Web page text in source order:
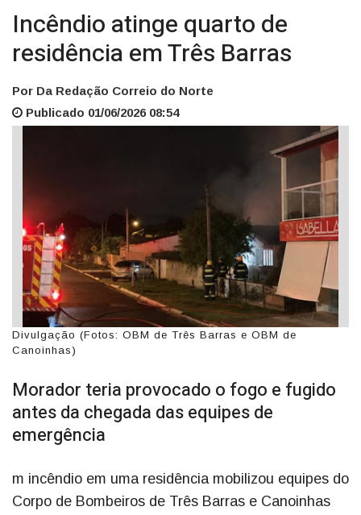
Incêndio atinge quarto de
residência em Três Barras
Por Da Redação Correio do Norte
Publicado 01/06/2026 08:54
Divulgação (Fotos: OBM de Três Barras e OBM de
Canoinhas)
Morador teria provocado o fogo e fugido
antes da chegada das equipes de
emergência
m incêndio em uma residência mobilizou equipes do
Corpo de Bombeiros de Três Barras e Canoinhas